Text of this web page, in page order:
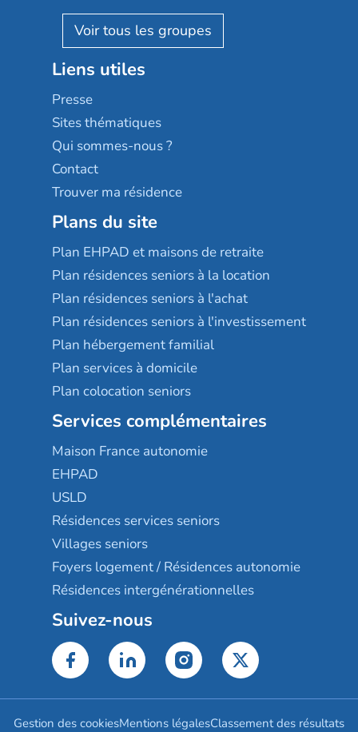
Reseda
Stella management
Les villages d'or
Sérénys
Résidences services Villa Médicis
Résidalya
Groupe aplus
AGE D'OR Services
Liens utiles
Presse
Sites thématiques
Qui sommes-nous ?
Contact
Trouver ma résidence
Plans du site
Plan EHPAD et maisons de retraite
Plan résidences seniors à la location
Plan résidences seniors à l'achat
Plan résidences seniors à l'investissement
Plan hébergement familial
Plan services à domicile
Plan colocation seniors
Services complémentaires
Maison France autonomie
EHPAD
USLD
Résidences services seniors
Villages seniors
Foyers logement / Résidences autonomie
Résidences intergénérationnelles
Suivez-nous
Gestion des cookiesMentions légalesClassement des résultats